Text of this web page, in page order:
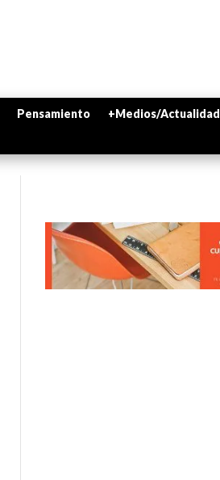
Pensamiento
+Medios/Actualidad